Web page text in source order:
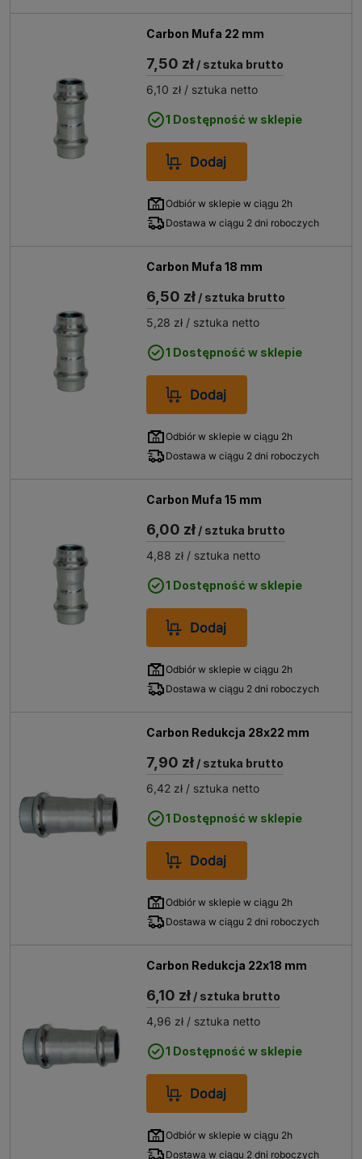
Carbon Mufa 22 mm
7,50 zł / sztuka brutto
6,10 zł / sztuka netto
1 Dostępność w sklepie
Dodaj
Odbiór w sklepie w ciągu 2h
Dostawa w ciągu 2 dni roboczych
Carbon Mufa 18 mm
6,50 zł / sztuka brutto
5,28 zł / sztuka netto
1 Dostępność w sklepie
Dodaj
Odbiór w sklepie w ciągu 2h
Dostawa w ciągu 2 dni roboczych
Carbon Mufa 15 mm
6,00 zł / sztuka brutto
4,88 zł / sztuka netto
1 Dostępność w sklepie
Dodaj
Odbiór w sklepie w ciągu 2h
Dostawa w ciągu 2 dni roboczych
Carbon Redukcja 28x22 mm
7,90 zł / sztuka brutto
6,42 zł / sztuka netto
1 Dostępność w sklepie
Dodaj
Odbiór w sklepie w ciągu 2h
Dostawa w ciągu 2 dni roboczych
Carbon Redukcja 22x18 mm
6,10 zł / sztuka brutto
4,96 zł / sztuka netto
1 Dostępność w sklepie
Dodaj
Odbiór w sklepie w ciągu 2h
Dostawa w ciągu 2 dni roboczych